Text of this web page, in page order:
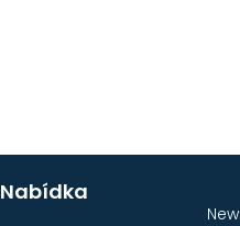
Nabídka